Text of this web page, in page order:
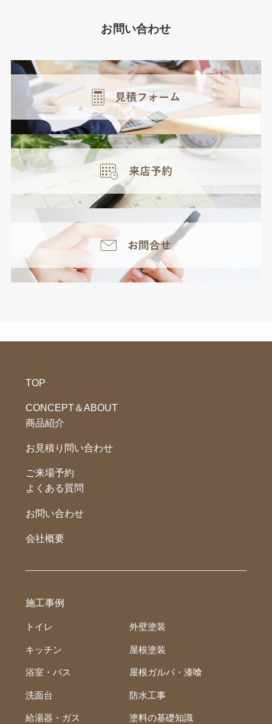
お問い合わせ
TOP
CONCEPT＆ABOUT
商品紹介
お見積り問い合わせ
ご来場予約
よくある質問
お問い合わせ
会社概要
施工事例
トイレ
キッチン
浴室・バス
洗面台
給湯器・ガス
外壁塗装
屋根塗装
屋根ガルバ・漆喰
防水工事
塗料の基礎知識